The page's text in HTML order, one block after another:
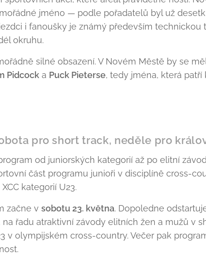
jméno — podle pořadatelů byl už
i fanoušky je známý především technickou
okruhu.
silné obsazení. V Novém Městě by se
Pidcock a Puck Pieterse, tedy jména, která
pro short track, neděle pro
od juniorských kategorií až po elitní
část programu junioři v disciplíně cross-
kategorií U23.
začne v sobotu 23. května. Dopoledne
na řadu atraktivní závody elitních žen a mužů v
v olympijském cross-country. Večer pak